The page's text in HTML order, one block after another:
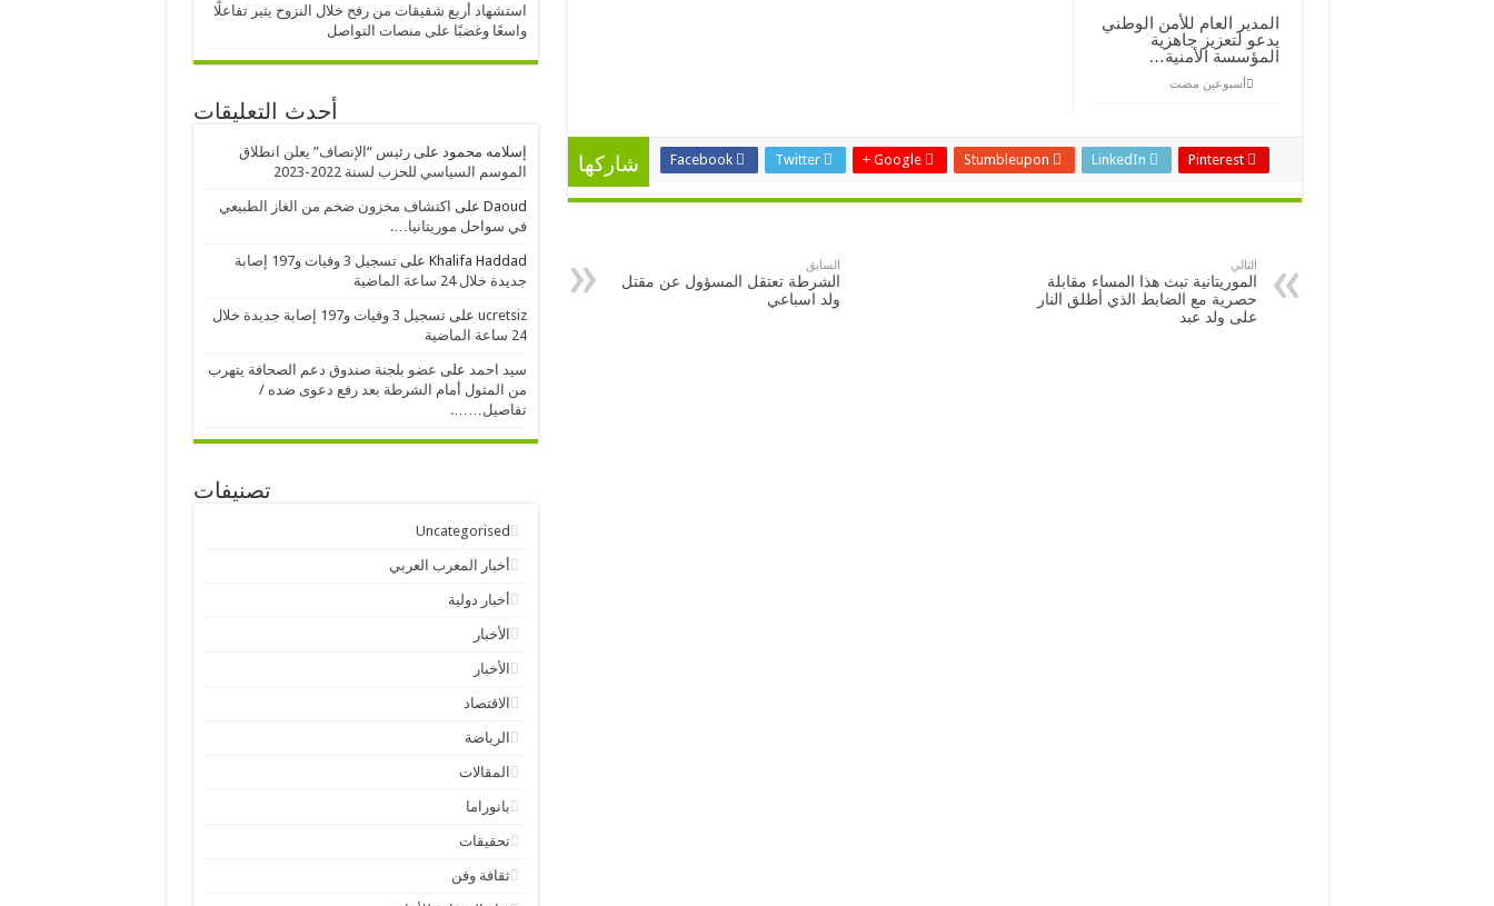
المدير العام للأمن الوطني
يدعو لتعزيز جاهزية
المؤسسة الأمنية…
‏أسبوعين مضت
شاركها Facebook Twitter Google + Stumbleupon LinkedIn Pinterest
السابق
الشرطة تعتقل المسؤول عن مقتل
ولد اسباعي
التالي
الموريتانية تبث هذا المساء مقابلة
حصرية مع الضابط الذي أطلق النار
على ولد عبد
استشهاد أربع شقيقات من رفح خلال النزوح يثير تفاعلًا
واسعًا وغضبًا على منصات التواصل
أحدث التعليقات
إسلامه محمود علىرئيس “الإنصاف” يعلن انطلاق
الموسم السياسي للحزب لسنة 2022-2023
Daoud على اكتشاف مخزون ضخم من الغاز الطبيعي
في سواحل موريتانيا….
Khalifa Haddad على
تسجيل 3 وفيات و197 إصابة
جديدة خلال 24 ساعة الماضية
ucretsiz على
تسجيل 3 وفيات و197 إصابة جديدة خلال
24 ساعة الماضية
سيد احمد على عضو بلجنة صندوق دعم الصحافة يتهرب
من المثول أمام الشرطة بعد رفع دعوى ضده /
تفاصيل…….
تصنيفات
Uncategorised
أخبار المغرب العربي
أخبار دولية
الأخبار
الأخبار
الاقتصاد
الرياضة
المقالات
بانوراما
تحقيقات
ثقافة وفن